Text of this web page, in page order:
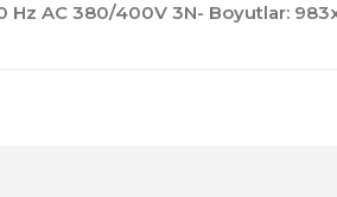
Hz AC 380/400V 3N- Boyutlar: